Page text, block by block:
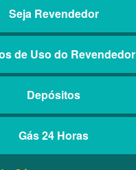
Seja Revendedor
de Uso do Revendedor
Depósitos
Gás 24 Horas